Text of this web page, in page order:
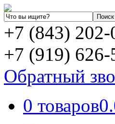
+7 (843) 202-
+7 (919) 626-
Обратный
0 товаров